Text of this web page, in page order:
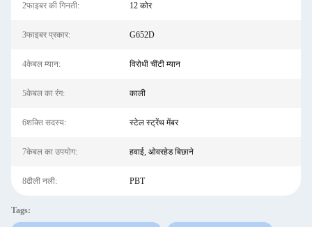
2फाइबर की गिनती: 12 कोर
3फाइबर प्रकार: G652D
4केबल म्यान: विरोधी चींटी म्यान
5केबल का रंग: काली
6शक्ति सदस्य: स्टेल स्ट्रेंथ मेंबर
7केबल का उपयोग: हवाई, ओवरहेड बिछाने
8ढीली नली: PBT
Tags: